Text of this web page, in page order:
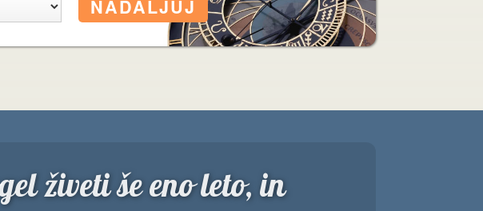
živeti še eno leto, in